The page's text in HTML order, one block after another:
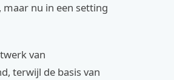
nu in een setting
van
terwijl de basis van